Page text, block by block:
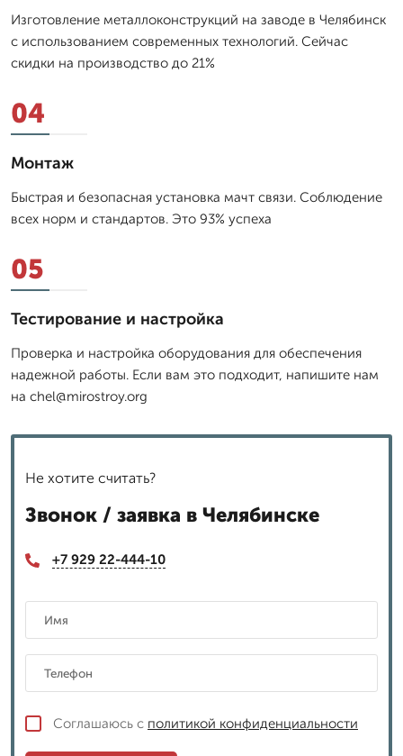
Изготовление металлоконструкций на заводе в Челябинск
с использованием современных технологий. Сейчас
скидки на производство до 21%
04
Монтаж
Быстрая и безопасная установка мачт связи. Соблюдение
всех норм и стандартов. Это 93% успеха
05
Тестирование и настройка
Проверка и настройка оборудования для обеспечения
надежной работы. Если вам это подходит, напишите нам
на chel@mirostroy.org
Не хотите считать?
Звонок / заявка в Челябинске
+7 929 22-444-10
Соглашаюсь с политикой конфиденциальности